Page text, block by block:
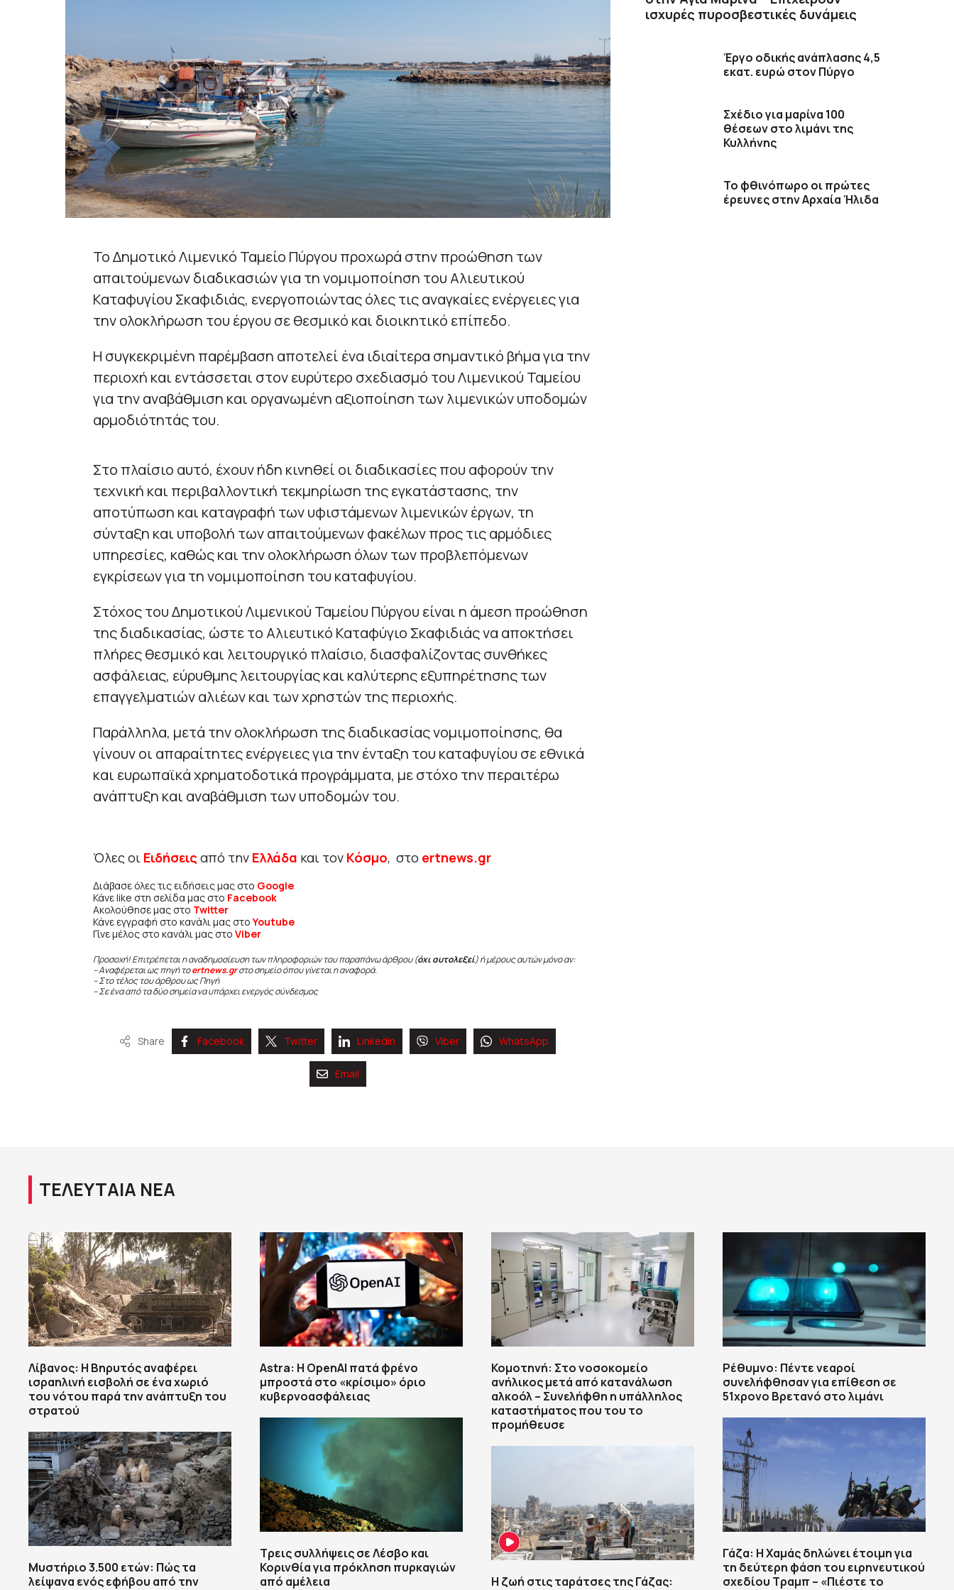
Το Δημοτικό Λιμενικό Ταμείο Πύργου προχωρά στην προώθηση των
απαιτούμενων διαδικασιών για τη νομιμοποίηση του Αλιευτικού
Καταφυγίου Σκαφιδιάς, ενεργοποιώντας όλες τις αναγκαίες ενέργειες για
την ολοκλήρωση του έργου σε θεσμικό και διοικητικό επίπεδο.
Η συγκεκριμένη παρέμβαση αποτελεί ένα ιδιαίτερα σημαντικό βήμα για την
περιοχή και εντάσσεται στον ευρύτερο σχεδιασμό του Λιμενικού Ταμείου
για την αναβάθμιση και οργανωμένη αξιοποίηση των λιμενικών υποδομών
αρμοδιότητάς του.
Στο πλαίσιο αυτό, έχουν ήδη κινηθεί οι διαδικασίες που αφορούν την
τεχνική και περιβαλλοντική τεκμηρίωση της εγκατάστασης, την
αποτύπωση και καταγραφή των υφιστάμενων λιμενικών έργων, τη
σύνταξη και υποβολή των απαιτούμενων φακέλων προς τις αρμόδιες
υπηρεσίες, καθώς και την ολοκλήρωση όλων των προβλεπόμενων
εγκρίσεων για τη νομιμοποίηση του καταφυγίου.
Στόχος του Δημοτικού Λιμενικού Ταμείου Πύργου είναι η άμεση προώθηση
της διαδικασίας, ώστε το Αλιευτικό Καταφύγιο Σκαφιδιάς να αποκτήσει
πλήρες θεσμικό και λειτουργικό πλαίσιο, διασφαλίζοντας συνθήκες
ασφάλειας, εύρυθμης λειτουργίας και καλύτερης εξυπηρέτησης των
επαγγελματιών αλιέων και των χρηστών της περιοχής.
Παράλληλα, μετά την ολοκλήρωση της διαδικασίας νομιμοποίησης, θα
γίνουν οι απαραίτητες ενέργειες για την ένταξη του καταφυγίου σε εθνικά
και ευρωπαϊκά χρηματοδοτικά προγράμματα, με στόχο την περαιτέρω
ανάπτυξη και αναβάθμιση των υποδομών του.
Όλες οι Ειδήσεις από την Ελλάδα και τον Κόσμο, στο ertnews.gr
Διάβασε όλες τις ειδήσεις μας στο Google
Κάνε like στη σελίδα μας στο Facebook
Ακολούθησε μας στο Twitter
Κάνε εγγραφή στο κανάλι μας στοYoutube
Γίνε μέλος στο κανάλι μας στο Viber
Προσοχή! Επιτρέπεται η αναδημοσίευση των πληροφοριών του παραπάνω άρθρου (όχι αυτολεξεί) ή μέρους αυτών μόνο αν:
– Αναφέρεται ως πηγή τοertnews.gr στο σημείο όπου γίνεται η αναφορά.
– Στο τέλος του άρθρου ως Πηγή
– Σε ένα από τα δύο σημεία να υπάρχει ενεργός σύνδεσμος
Share Facebook Twitter Linkedin Viber WhatsApp
Email
ισχυρές πυροσβεστικές δυνάμεις
Έργο οδικής ανάπλασης 4,5
εκατ. ευρώ στον Πύργο
Σχέδιο για μαρίνα 100
θέσεων στο λιμάνι της
Κυλλήνης
Το φθινόπωρο οι πρώτες
έρευνες στην Αρχαία Ήλιδα
ΤΕΛΕΥΤΑΙΑ ΝΕΑ
Λίβανος: Η Βηρυτός αναφέρει
ισραηλινή εισβολή σε ένα χωριό
του νότου παρά την ανάπτυξη του
στρατού
Μυστήριο 3.500 ετών: Πώς τα
λείψανα ενός εφήβου από την
Astra: Η OpenAI πατά φρένο
μπροστά στο «κρίσιμο» όριο
κυβερνοασφάλειας
Τρεις συλλήψεις σε Λέσβο και
Κορινθία για πρόκληση πυρκαγιών
από αμέλεια
Κομοτηνή: Στο νοσοκομείο
ανήλικος μετά από κατανάλωση
αλκοόλ – Συνελήφθη η υπάλληλος
καταστήματος που του το
προμήθευσε
Η ζωή στις ταράτσες της Γάζας:
Ρέθυμνο: Πέντε νεαροί
συνελήφθησαν για επίθεση σε
51χρονο Βρετανό στο λιμάνι
Γάζα: Η Χαμάς δηλώνει έτοιμη για
τη δεύτερη φάση του ειρηνευτικού
σχεδίου Τραμπ – «Πιέστε το